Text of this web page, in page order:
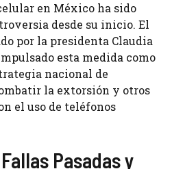
en México ha sido
desde su inicio. El
por la presidenta Claudia
esta medida como
nacional de
la extorsión y otros
el uso de teléfonos
Pasadas y